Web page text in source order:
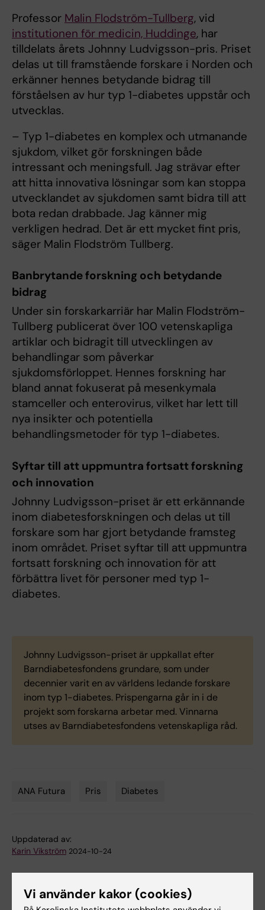
Professor Malin Flodström-Tullberg, vid
institutionen för medicin, Huddinge, har
tilldelats årets Johnny Ludvigsson-pris. Priset
delas ut till framstående forskare i Norden och
erkänner hennes betydande bidrag till
förståelsen av hur typ 1-diabetes uppstår och
utvecklas.
– Typ 1-diabetes en komplex och utmanande
sjukdom, vilket gör forskningen både
intressant och meningsfull. Jag strävar efter
att hitta innovativa lösningar som kan stoppa
utvecklandet av sjukdomen samt bidra till att
bota redan drabbade. Jag känner mig
verkligen hedrad. Det är ett mycket fint pris,
säger Malin Flodström Tullberg.
Banbrytande forskning och betydande
bidrag
Under sin forskarkarriär har Malin Flodström-
Tullberg publicerat över 100 vetenskapliga
artiklar och bidragit till utvecklingen av
behandlingar som påverkar
sjukdomsförloppet. Hennes forskning har
bland annat fokuserat på mesenkymala
stamceller och enterovirus, vilket har lett till
nya insikter och potentiella
behandlingsmetoder för typ 1-diabetes.
Syftar till att uppmuntra fortsatt forskning
och innovation
Johnny Ludvigsson-priset är ett erkännande
inom diabetesforskningen och delas ut till
forskare som har gjort betydande framsteg
inom området. Priset syftar till att uppmuntra
fortsatt forskning och innovation för att
förbättra livet för personer med typ 1-
diabetes.
Johnny Ludvigsson-priset är uppkallat efter
Barndiabetesfondens grundare, som under
decennier varit en av världens ledande forskare
inom typ 1-diabetes. Prispengarna går in i de
projekt som forskarna arbetar med. Vinnarna
utses av Barndiabetesfondens vetenskapliga råd.
ANA Futura Pris Diabetes
Uppdaterad av:
Karin Vikström 2024-10-24
DelaVi använder kakor (cookies)